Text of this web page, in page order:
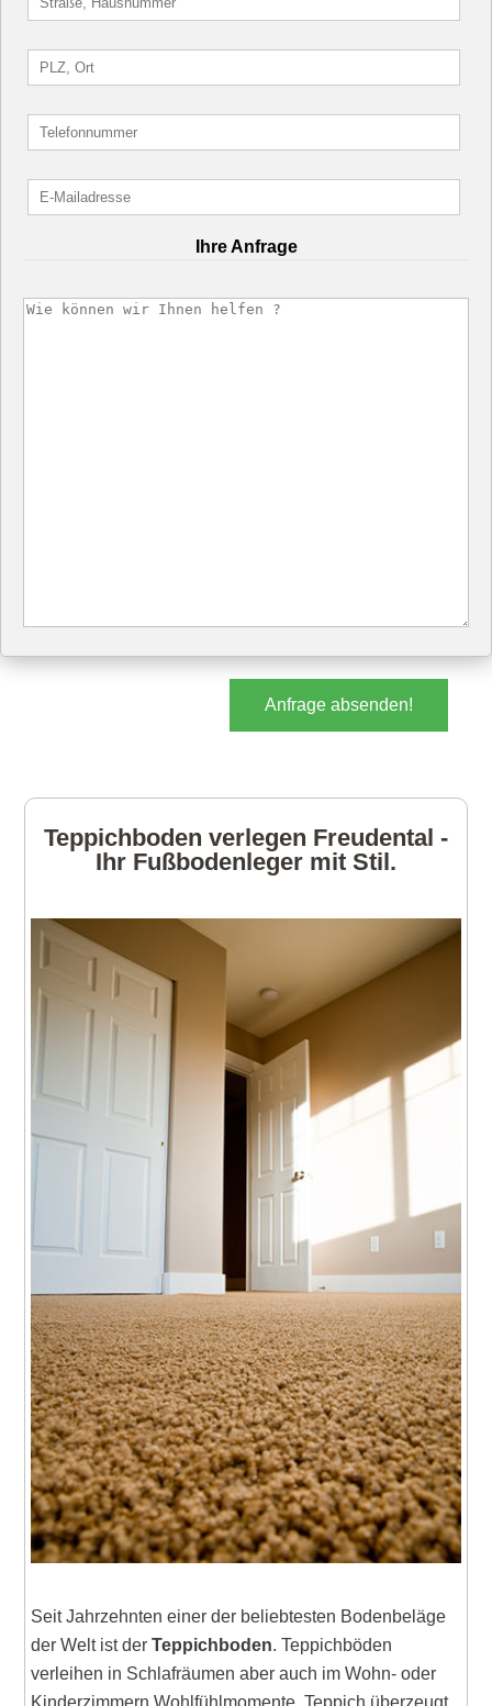
Ihre Anfrage
Anfrage absenden!
Teppichboden verlegen Freudental -
Ihr Fußbodenleger mit Stil.
Seit Jahrzehnten einer der beliebtesten Bodenbeläge
der Welt ist derTeppichboden. Teppichböden
verleihen in Schlafräumen aber auch im Wohn- oder
Kinderzimmern Wohlfühlmomente. Teppich überzeugt